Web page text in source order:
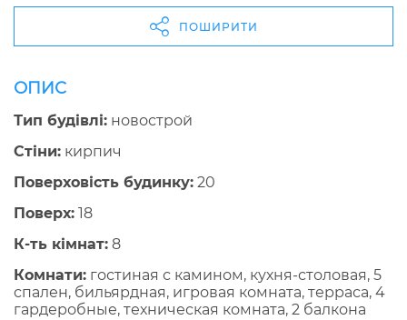
ПОШИРИТИ
ОПИС
Тип будівлі: новострой
Стіни: кирпич
Поверховість будинку: 20
Поверх: 18
К-ть кімнат: 8
Комнати: гостиная с камином, кухня-столовая, 5
спален, бильярдная, игровая комната, терраса, 4
гардеробные, техническая комната, 2 балкона